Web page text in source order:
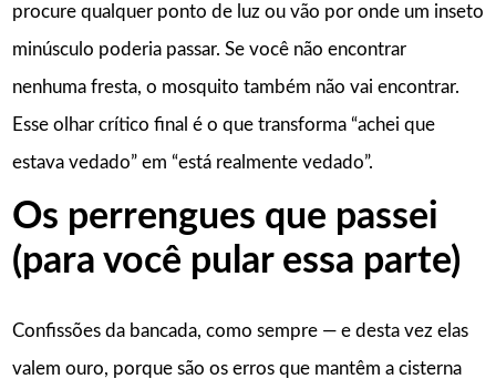
procure qualquer ponto de luz ou vão por onde um inseto
minúsculo poderia passar. Se você não encontrar
nenhuma fresta, o mosquito também não vai encontrar.
Esse olhar crítico final é o que transforma “achei que
estava vedado” em “está realmente vedado”.
Os perrengues que passei
(para você pular essa parte)
Confissões da bancada, como sempre — e desta vez elas
valem ouro, porque são os erros que mantêm a cisterna